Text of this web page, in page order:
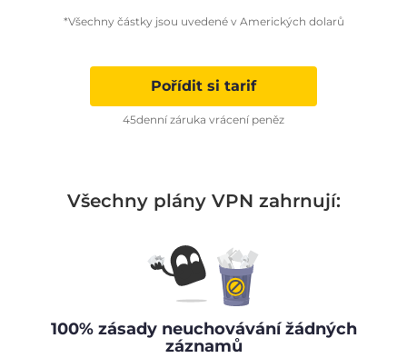
*Všechny částky jsou uvedené v Amerických dolarů
Pořídit si tarif
45denní záruka vrácení peněz
Všechny plány VPN zahrnují:
100% zásady neuchovávání žádných
záznamů